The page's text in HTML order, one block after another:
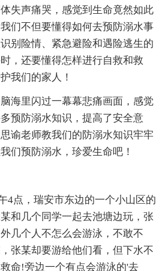
失声痛哭，感觉到生命竟然如此
们不但要懂得如何去预防溺水事
别险情、紧急避险和遇险逃生的
，还要懂得怎样进行自救和救
我们的家人！
海里闪过一幕幕悲痛画面，感觉
预防溺水知识，提高了安全意
谕老师教我们的防溺水知识牢牢
们预防溺水，珍爱生命吧！
4点，瑞安市东边的一个小山区的
和几个同学一起去池塘边玩，张
几个人不怎么会游泳，不敢不
张某却要游给他们看，但下水不
命!旁边一个有点会游泳的'去